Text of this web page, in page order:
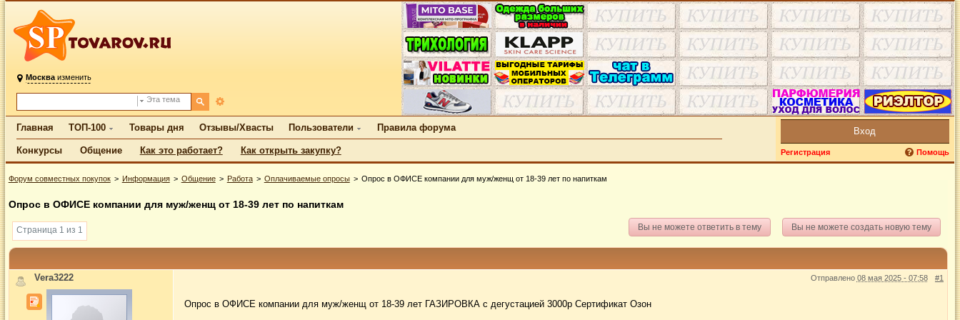
Москваизменить
Эта тема
Главная ТОП-100 Товары дня Отзывы/Хвасты Пользователи Правила форума
Конкурсы Общение Как это работает? Как открыть закупку?
Вход
Регистрация Помощь
Форум совместных покупок Информация Общение Работа Оплачиваемые опросы Опрос в ОФИСЕ компании для муж/женщ от 18-39 лет по напиткам
Опрос в ОФИСЕ компании для муж/женщ от 18-39 лет по напиткам
Страница 1 из 1 Вы не можете создать новую тему
Вы не можете ответить в тему
Vera3222 #1
Отправлено 08 мая 2025 - 07:58
Опрос в ОФИСЕ компании для муж/женщ от 18-39 лет ГАЗИРОВКА с дегустацией 3000р Сертификат Озон